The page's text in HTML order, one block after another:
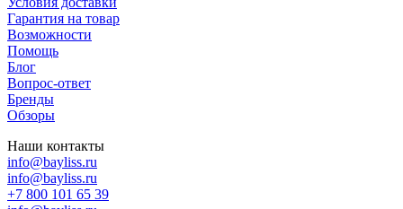
Гарантия на товар
Возможности
Помощь
Блог
Вопрос-ответ
Бренды
Обзоры
Наши контакты
info@bayliss.ru
info@bayliss.ru
+7 800 101 65 39